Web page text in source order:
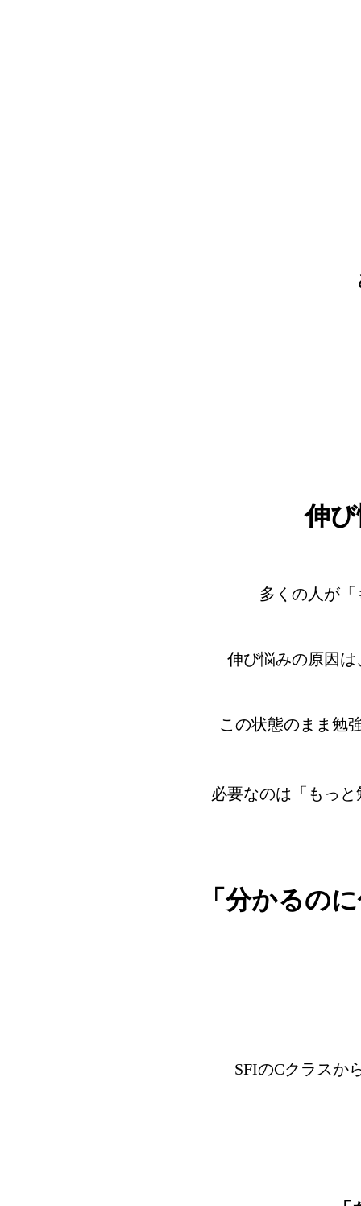
伸
多くの人が
伸び悩みの原因
この状態のまま勉
必要なのは「もっ
「分かるの
SFIのCクラスか